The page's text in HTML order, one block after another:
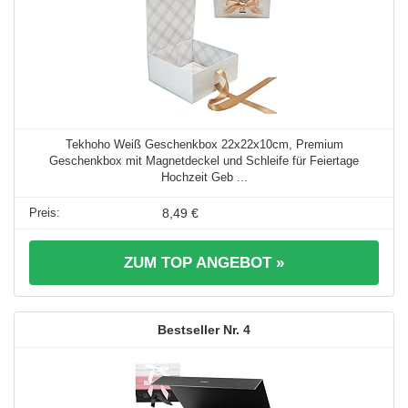
Tekhoho Weiß Geschenkbox 22x22x10cm, Premium
Geschenkbox mit Magnetdeckel und Schleife für Feiertage
Hochzeit Geb ...
8,49 €
ZUM TOP ANGEBOT »
4